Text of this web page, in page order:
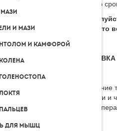
Обычно
!
сроки, то
торговли
EMS.
и мази
и камфорой
для мышц